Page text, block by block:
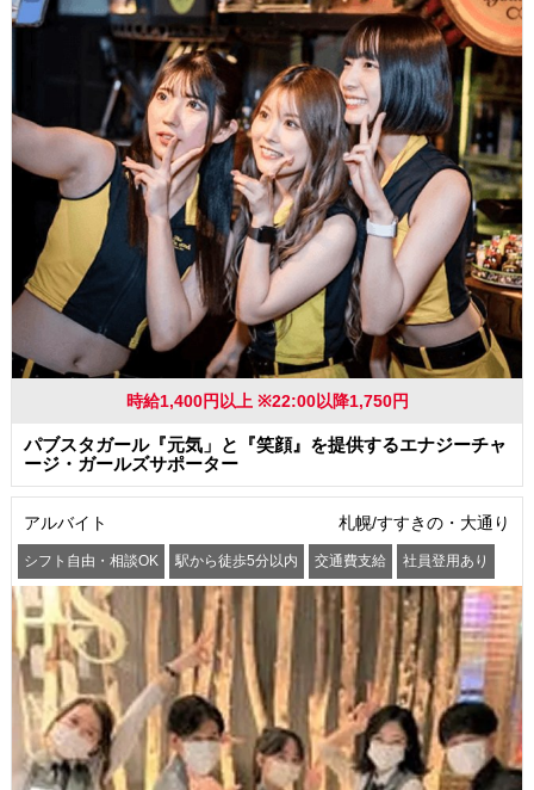
時給1,400円以上 ※22:00以降1,750円
パブスタガール『元気」と『笑顔』を提供するエナジーチャ
ージ・ガールズサポーター
アルバイト 札幌/すすきの・大通り
シフト自由・相談OK 駅から徒歩5分以内 交通費支給 社員登用あり